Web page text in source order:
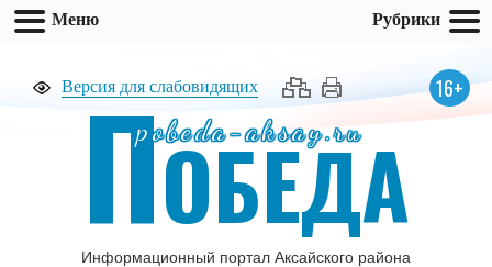
Версия для слабовидящих 16+
pobeda-aksay.ru
ПОБЕДА
Информационный портал Аксайского района
Меню Рубрики